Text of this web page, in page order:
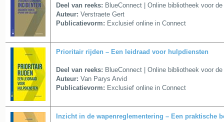
Deel van reeks: BlueConnect | Online bibliotheek voor
Auteur: Verstraete Gert
Publicatievorm: Exclusief online in Connect
Prioritair rijden – Een leidraad voor hulpdiensten
Deel van reeks: BlueConnect | Online bibliotheek voor
Auteur: Van Parys Arvid
Publicatievorm: Exclusief online in Connect
Inzicht in de wapenreglementering – Een praktische